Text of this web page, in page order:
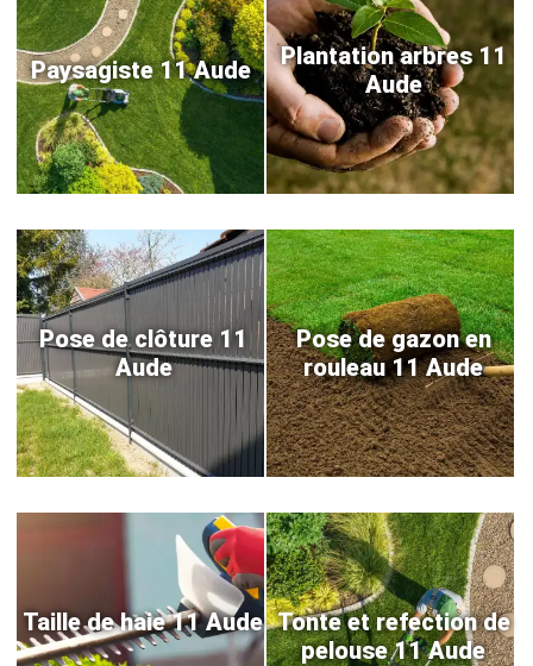
Paysagiste 11 Aude
Plantation arbres 11
Aude
Pose de clôture 11
Aude
Pose de gazon en
rouleau 11 Aude
Taille de haie 11 Aude Tonte et refection de
pelouse 11 Aude